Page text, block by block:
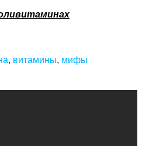
, витамины, мифы